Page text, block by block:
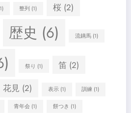
整列 (1) 桜(2)
歴史 (6) 流鏑馬(1)
祭り (1) 笛 (2)
花見 (2) 表示(1) 訓練 (1)
青年会 (1) 餅つき (1)